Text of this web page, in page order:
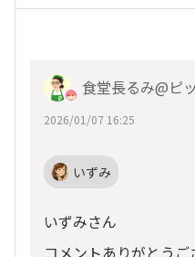
食堂長るみ@ピ
2026/01/07 16:25
いずみ
いずみさん
コメントありがとうご